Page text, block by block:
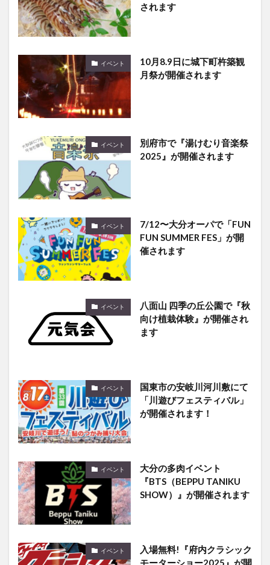
されます
イベント
10月8.9日に城下町杵築観
月祭が開催されます
イベント
別府市で『湯けむり音楽祭
2025』が開催されます
イベント
7/12〜大分オーパで「FUN
FUN SUMMER FES」が開
催されます
イベント
八面山 四季の丘公園で『秋
向け植栽体験』が開催され
ます
イベント
国東市の安岐川河川敷にて
「川遊びフェスティバル」
が開催されます！
イベント
大分の多肉イベント
『BTS（BEPPU TANIKU
SHOW）』が開催されます
イベント
入場無料!『府内クラシック
モーターショー2025』が開